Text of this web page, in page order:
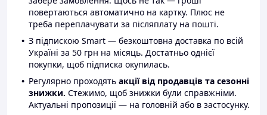
повертаються автоматично на картку. Плюс не
треба переплачувати за післяплату на пошті.
З підпискою Smart — безкоштовна доставка по всій
Україні за 50 грн на місяць. Достатньо однієї
покупки, щоб підписка окупилась.
Регулярно проходять акції від продавців та сезонні
знижки. Стежимо, щоб знижки були справжніми.
Актуальні пропозиції — на головній або в застосунку.